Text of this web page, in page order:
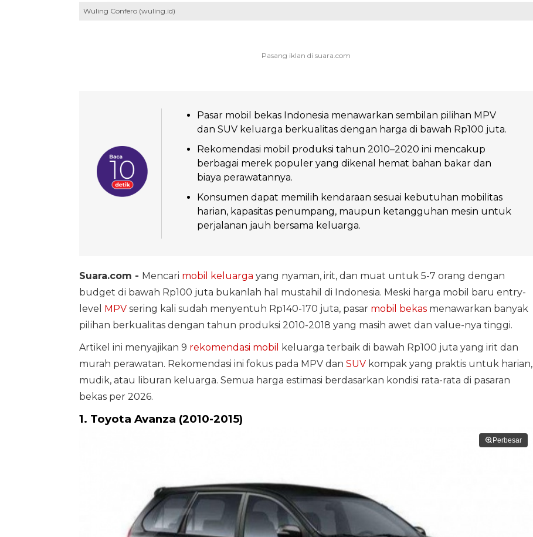
Wuling Confero (wuling.id)
Pasar mobil bekas Indonesia menawarkan sembilan pilihan MPV
dan SUV keluarga berkualitas dengan harga di bawah Rp100 juta.
Rekomendasi mobil produksi tahun 2010–2020 ini mencakup
berbagai merek populer yang dikenal hemat bahan bakar dan
biaya perawatannya.
Konsumen dapat memilih kendaraan sesuai kebutuhan mobilitas
harian, kapasitas penumpang, maupun ketangguhan mesin untuk
perjalanan jauh bersama keluarga.
Suara.com - Mencari mobil keluarga yang nyaman, irit, dan muat untuk 5-7 orang dengan
budget di bawah Rp100 juta bukanlah hal mustahil di Indonesia. Meski harga mobil baru entry-
level MPVsering kali sudah menyentuh Rp140-170 juta, pasar mobil bekasmenawarkan banyak
pilihan berkualitas dengan tahun produksi 2010-2018 yang masih awet dan value-nya tinggi.
Artikel ini menyajikan 9 rekomendasi mobil
keluarga terbaik di bawah Rp100 juta yang irit dan
murah perawatan. Rekomendasi ini fokus pada MPV dan SUVkompak yang praktis untuk harian,
mudik, atau liburan keluarga. Semua harga estimasi berdasarkan kondisi rata-rata di pasaran
bekas per 2026.
1. Toyota Avanza (2010-2015)
Perbesar